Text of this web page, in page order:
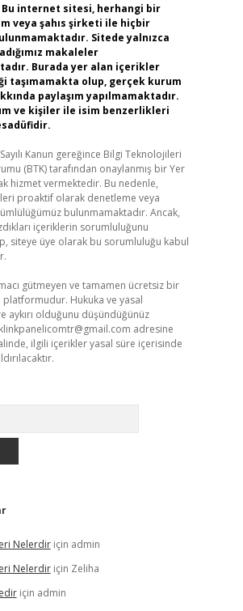
Bu internet sitesi, herhangi bir
veya şahıs şirketi ile hiçbir
Sitede yalnızca
makaleler
Burada yer alan içerikler
taşımamakta olup, gerçek kurum
paylaşım yapılmamaktadır.
ve kişiler ile isim benzerlikleri
Kanun gereğince Bilgi Teknolojileri
(BTK) tarafından onaylanmış bir Yer
hizmet vermektedir. Bu nedenle,
proaktif olarak denetleme veya
bulunmamaktadır. Ancak,
içeriklerin sorumluluğunu
siteye üye olarak bu sorumluluğu kabul
gütmeyen ve tamamen ücretsiz bir
platformudur. Hukuka ve yasal
aykırı olduğunu düşündüğünüz
adresine
ilgili içerikler yasal süre içerisinde
Nelerdiriçin admin
Nelerdiriçin Zeliha
için admin